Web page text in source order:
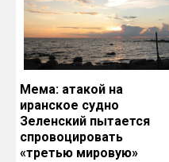
Мема: атакой на
иранское судно
Зеленский пытается
спровоцировать
«третью мировую»